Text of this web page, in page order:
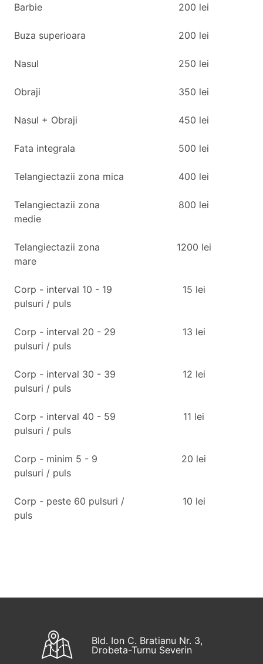
Barbie 200 lei
Buza superioara 200 lei
Nasul 250 lei
Obraji 350 lei
Nasul + Obraji 450 lei
Fata integrala 500 lei
Telangiectazii zona mica 400 lei
Telangiectazii zona
medie
800 lei
Telangiectazii zona
mare
1200 lei
Corp - interval 10 - 19
pulsuri / puls
15 lei
Corp - interval 20 - 29
pulsuri / puls
13 lei
Corp - interval 30 - 39
pulsuri / puls
12 lei
Corp - interval 40 - 59
pulsuri / puls
11 lei
Corp - minim 5 - 9
pulsuri / puls
20 lei
Corp - peste 60 pulsuri /
puls
10 lei
Bld. Ion C. Bratianu Nr. 3,
Drobeta-Turnu Severin